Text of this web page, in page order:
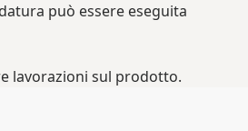
può essere eseguita
lavorazioni sul prodotto.